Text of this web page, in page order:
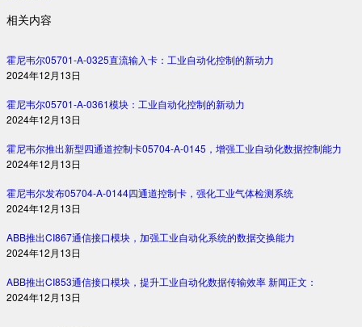
相关内容
霍尼韦尔05701-A-0325直流输入卡：工业自动化控制的新动力
2024年12月13日
霍尼韦尔05701-A-0361模块：工业自动化控制的新动力
2024年12月13日
霍尼韦尔推出新型四通道控制卡05704-A-0145，增强工业自动化数据控制能力
2024年12月13日
霍尼韦尔发布05704-A-0144四通道控制卡，强化工业气体检测系统
2024年12月13日
ABB推出CI867通信接口模块，加强工业自动化系统的数据交换能力
2024年12月13日
ABB推出CI853通信接口模块，提升工业自动化数据传输效率 新闻正文：
2024年12月13日